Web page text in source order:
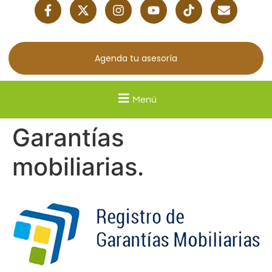
Agenda tu asesoría
Menú
Garantías
mobiliarias.